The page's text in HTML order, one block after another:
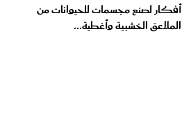
أفكار لصنع مجسمات للحيوانات من
الملاعق الخشبية وأغطية...